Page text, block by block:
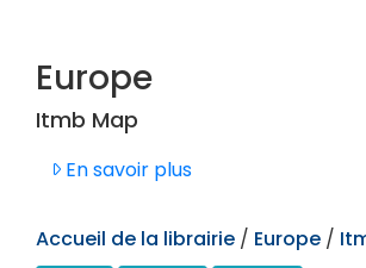
Europe
Itmb Map
En savoir plus
Accueil de la librairie / Europe /